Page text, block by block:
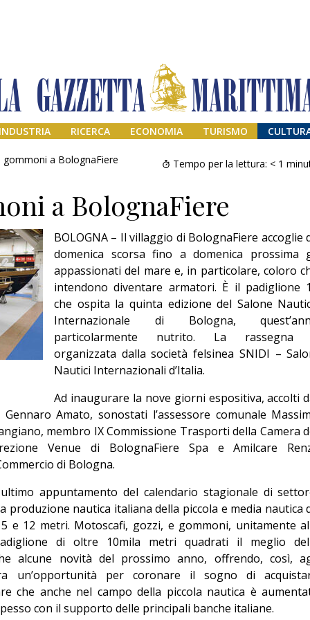
RICERCA ECONOMIA TURISMO
gommoni a BolognaFiere Tempo per la lettura: < 1
a BolognaFiere
BOLOGNA – Il villaggio di BolognaFiere accoglie
domenica scorsa fino a domenica prossima
appassionati del mare e, in particolare, coloro
intendono diventare armatori. È il padiglione
che ospita la quinta edizione del Salone
Internazionale di Bologna,
particolarmente nutrito. La rassegna
organizzata dalla società felsinea SNIDI –
Nautici Internazionali d’Italia.
Ad inaugurare la nove giorni espositiva, accolti
Amato, sonostati l’assessore comunale
membro IX Commissione Trasporti della Camera
Venue di BolognaFiere Spa e Amilcare
di Bologna.
appuntamento del calendario stagionale di
nautica italiana della piccola e media nautica
e 12 metri. Motoscafi, gozzi, e gommoni, unitamente
di oltre 10mila metri quadrati il meglio
alcune novità del prossimo anno, offrendo, così,
un’opportunità per coronare il sogno di
che anche nel campo della piccola nautica è
con il supporto delle principali banche italiane.
Addio amico
Giorgio
Editoriale